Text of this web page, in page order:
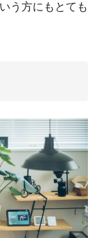
う方にもとても